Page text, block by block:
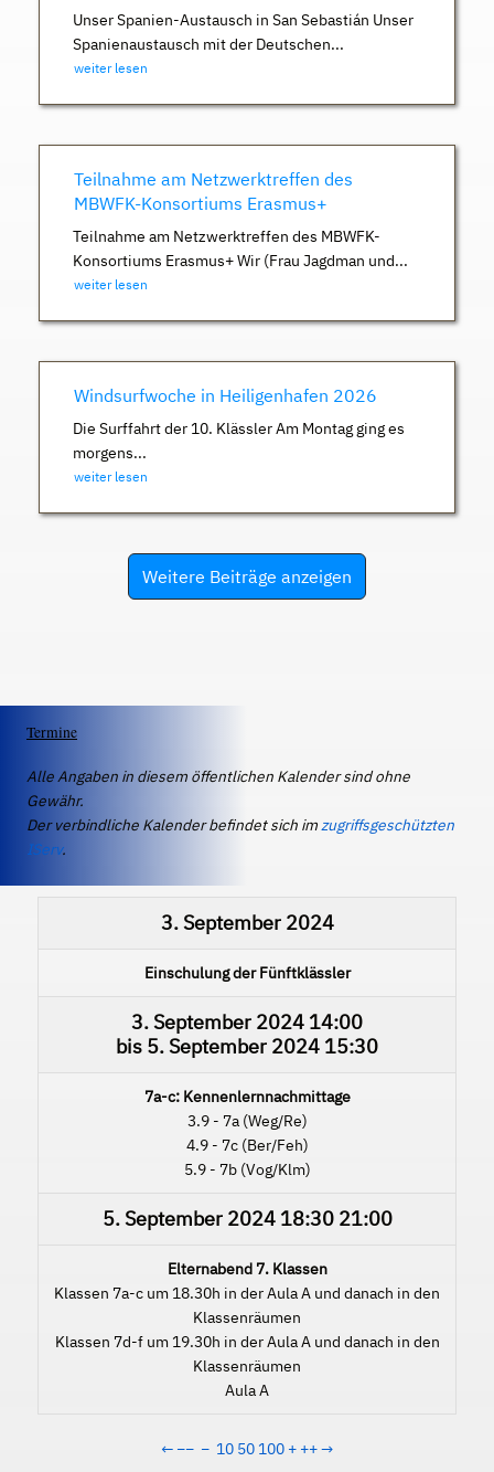
Unser Spanien-Austausch in San Sebastián Unser
Spanienaustausch mit der Deutschen...
weiter lesen
Teilnahme am Netzwerktreffen des
MBWFK-Konsortiums Erasmus+
Teilnahme am Netzwerktreffen des MBWFK-
Konsortiums Erasmus+ Wir (Frau Jagdman und...
weiter lesen
Windsurfwoche in Heiligenhafen 2026
Die Surffahrt der 10. Klässler Am Montag ging es
morgens...
weiter lesen
Weitere Beiträge anzeigen
Termine
Alle Angaben in diesem öffentlichen Kalender sind ohne
Gewähr.
Der verbindliche Kalender befindet sich imzugriffsgeschützten
IServ.
3. September 2024
Einschulung der Fünftklässler
3. September 2024 14:00
bis 5. September 2024 15:30
7a-c: Kennenlernnachmittage
3.9 - 7a (Weg/Re)
4.9 - 7c (Ber/Feh)
5.9 - 7b (Vog/Klm)
5. September 202418:30 21:00
Elternabend 7. Klassen
Klassen 7a-c um 18.30h in der Aula A und danach in den
Klassenräumen
Klassen 7d-f um 19.30h in der Aula A und danach in den
Klassenräumen
Aula A
← −− − 10 50 100 + ++→